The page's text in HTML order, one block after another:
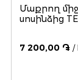
Մաքրող
սոսինձից
7 200,00 ֏ /